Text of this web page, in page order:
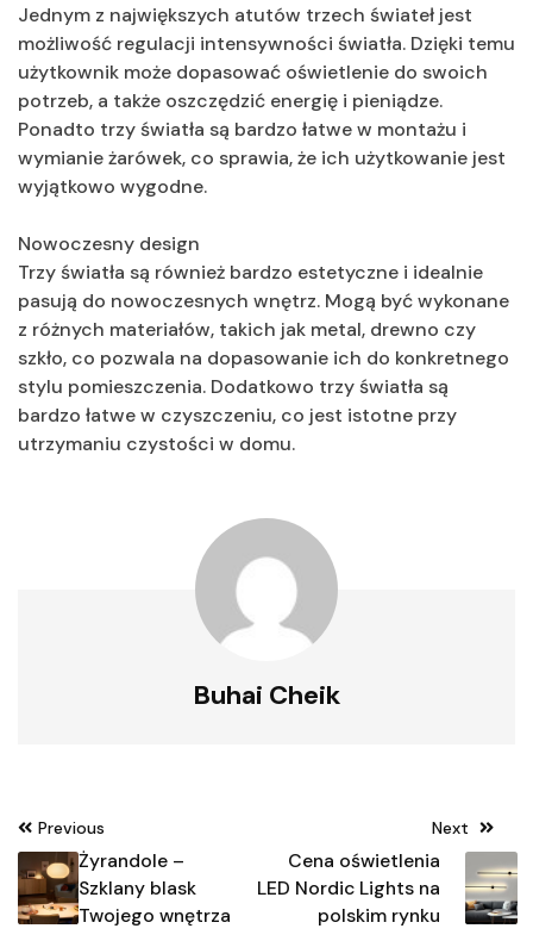
Jednym z największych atutów trzech świateł jest
możliwość regulacji intensywności światła. Dzięki temu
użytkownik może dopasować oświetlenie do swoich
potrzeb, a także oszczędzić energię i pieniądze.
Ponadto trzy światła są bardzo łatwe w montażu i
wymianie żarówek, co sprawia, że ich użytkowanie jest
wyjątkowo wygodne.
Nowoczesny design
Trzy światła są również bardzo estetyczne i idealnie
pasują do nowoczesnych wnętrz. Mogą być wykonane
z różnych materiałów, takich jak metal, drewno czy
szkło, co pozwala na dopasowanie ich do konkretnego
stylu pomieszczenia. Dodatkowo trzy światła są
bardzo łatwe w czyszczeniu, co jest istotne przy
utrzymaniu czystości w domu.
Buhai Cheik
Nawigacja
wpisu
Previous
Żyrandole –
Szklany blask
Twojego wnętrza
Next
Cena oświetlenia
LED Nordic Lights na
polskim rynku